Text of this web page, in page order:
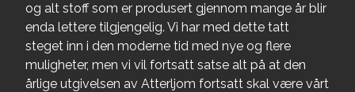
og alt stoff som er produsert gjennom mange år blir
enda lettere tilgjengelig. Vi har med dette tatt
steget inn i den moderne tid med nye og flere
muligheter, men vi vil fortsatt satse alt på at den
årlige utgivelsen av Atterljom fortsatt skal være vårt